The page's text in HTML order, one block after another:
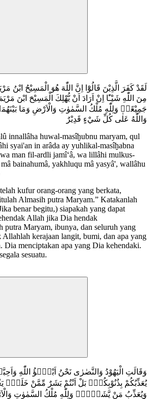
لَقَدْ كَفَرَ الَّذِيْنَ قَالُوْٓا اِنَّ اللّٰهَ هُوَ الْمَسِيْحُ
مِنَ اللّٰهِ شَيْـًٔا اِنْ اَرَادَ اَنْ يُّهْلِكَ الْمَسِيْحَ ابْنَ
جَمِيْعًاۗ وَلِلّٰهِ مُلْكُ السَّمٰوٰتِ وَالْاَرْضِ وَمَا
وَاللّٰهُ عَلٰى كُلِّ شَيْءٍ قَدِيْرٌ
innallâha huwal-masîḫubnu maryam, qul
syai'an in arâda ay yuhlikal-masîḫabna
man fil-ardli jamî‘â, wa lillâhi mulkus-
bainahumâ, yakhluqu mâ yasyâ', wallâhu
kufur orang-orang yang berkata,
Almasih putra Maryam.” Katakanlah
benar begitu,) siapakah yang dapat
Allah jika Dia hendak
putra Maryam, ibunya, dan seluruh yang
kerajaan langit, bumi, dan apa yang
Dia menciptakan apa yang Dia kehendaki.
sesuatu.
وَقَالَتِ الْيَهُوْدُ وَالنَّصٰرٰى نَحْنُ اَبْنٰۤؤُ اللّٰهِ
يُعَذِّبُكُمْ بِذُنُوْبِكُمْۗ بَلْ اَنْتُمْ بَشَرٌ مِّمَّنْ خَلَقَۗ
وَيُعَذِّبُ مَنْ يَّشَاۤءُۗ وَلِلّٰهِ مُلْكُ السَّمٰوٰتِ